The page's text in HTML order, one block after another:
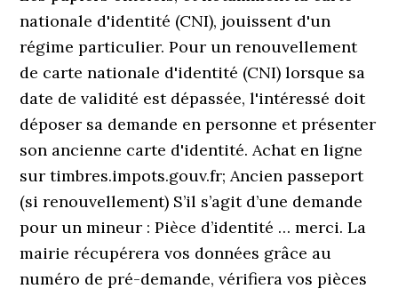
nationale d'identité (CNI), jouissent d'un
régime particulier. Pour un renouvellement
de carte nationale d'identité (CNI) lorsque sa
date de validité est dépassée, l'intéressé doit
déposer sa demande en personne et présenter
son ancienne carte d'identité. Achat en ligne
sur timbres.impots.gouv.fr; Ancien passeport
(si renouvellement) S’il s’agit d’une demande
pour un mineur : Pièce d’identité … merci. La
mairie récupérera vos données grâce au
numéro de pré-demande, vérifiera vos pièces